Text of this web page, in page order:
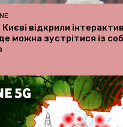
відкрили
можна зустрітися із